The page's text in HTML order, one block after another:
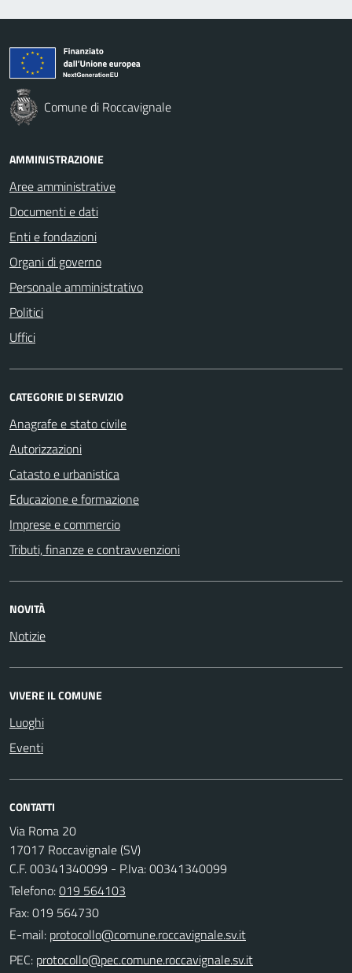
Comune di Roccavignale
AMMINISTRAZIONE
Aree amministrative
Documenti e dati
Enti e fondazioni
Organi di governo
Personale amministrativo
Politici
Uffici
CATEGORIE DI SERVIZIO
Anagrafe e stato civile
Autorizzazioni
Catasto e urbanistica
Educazione e formazione
Imprese e commercio
Tributi, finanze e contravvenzioni
NOVITÀ
Notizie
VIVERE IL COMUNE
Luoghi
Eventi
CONTATTI
Via Roma 20
17017 Roccavignale (SV)
C.F. 00341340099 - P.Iva: 00341340099
Telefono:019 564103
Fax: 019 564730
E-mail:
PEC: